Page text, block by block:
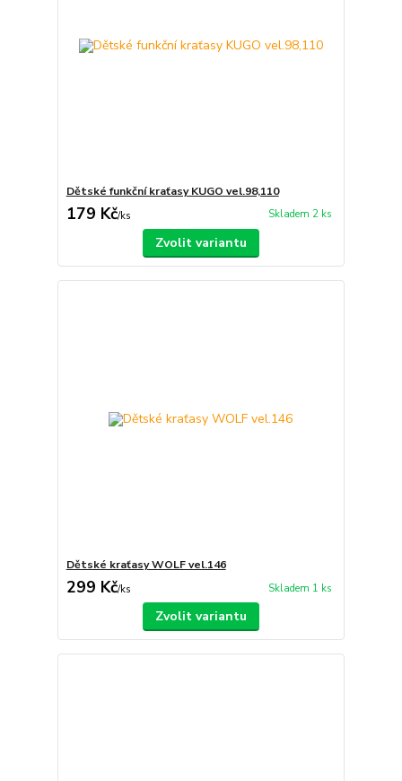
Dětské funkční kraťasy KUGO vel.98,110
179 Kč/ks Skladem 2 ks
Zvolit variantu
Dětské kraťasy WOLF vel.146
299 Kč/ks Skladem 1 ks
Zvolit variantu